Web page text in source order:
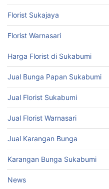
Florist Sukajaya
Florist Warnasari
Harga Florist di Sukabumi
Jual Bunga Papan Sukabumi
Jual Florist Sukabumi
Jual Florist Warnasari
Jual Karangan Bunga
Karangan Bunga Sukabumi
News